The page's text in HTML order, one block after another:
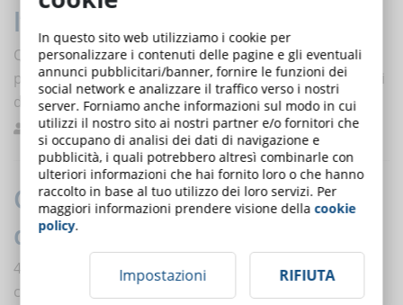
l’apprendimento - 10 Vantaggi
Quali sono i vantaggi che si possono trarre dalla
personalizzazione dell'e-Learning per la formazione dei
dipendenti?
Mastroleo Buone pratiche 0
Come differenziarsi sul mercato
della formazione?
4 strategie per farsi notare su un mercato ricco di
competitors.
In questo sito web utilizziamo i cookie per
personalizzare i contenuti delle pagine e gli eventuali
annunci pubblicitari/banner, fornire le funzioni dei
social network e analizzare il traffico verso i nostri
server. Forniamo anche informazioni sul modo in cui
utilizzi il nostro sito ai nostri partner e/o fornitori che
si occupano di analisi dei dati di navigazione e
pubblicità, i quali potrebbero altresì combinarle con
ulteriori informazioni che hai fornito loro o che hanno
raccolto in base al tuo utilizzo dei loro servizi. Per
maggiori informazioni prendere visione dellacookie
policy.
Impostazioni RIFIUTA